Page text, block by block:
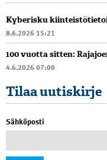
Kyberisku
8.6.2026 15:21
100 vuotta sitten:
4.6.2026 07:00
Tilaa uutiskirje
Sähköposti